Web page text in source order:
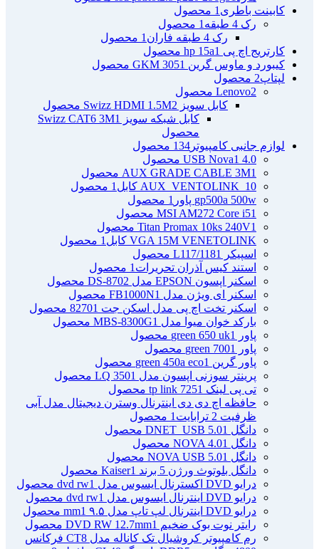
کابینت باطری 1 محصول
رک 4 طبقه
1 محصول
رک 4 طبقه فاران
1 محصول
کارتریج اچ پی hp 15a 1 محصول
کیبورد و ماوس گرین GKM 305 1 محصول
لپتاپ2 محصول
Lenovo2 محصول
کابل سویز Swizz HDMI 1.5M 2 محصول
کابل شبکه سویز Swizz CAT6 3M
1
محصول
لوازم جانبی کامپیوتر 134 محصول
4.0 USB Nova 1 محصول
AUX GRADE CABLE 3M1 محصول
AUX_VENTOLINK_10 کابل
1 محصول
gp500a 500w پاور
1 محصول
MSI AM272 Core i51 محصول
Titan Promax 10ks 240V1 محصول
VGA 15M VENETOLINK کابل
1 محصول
اسپیکر L117/118
1 محصول
استند کیس آذران تحریرات 1 محصول
اسکنر اپسون EPSON مدل DS-870
2 محصول
اسکنر ای ویژن مدل FB1000N 1 محصول
اسکنر تخت اچ پی مدل اسکن جت 8270 1 محصول
بارکد خوان میوا مدل MBS-8300G 1 محصول
پاور green 650 uk
1 محصول
پاور green 700
1 محصول
پاور گرین green 450a eco 1 محصول
پرینتر سوزنی اپسون مدل LQ 350 1 محصول
تی پی لینک tp link 725 1 محصول
حافظه اچ دی دی اینترنال وسترن دیجیتال مدل آبی
ظرفیت 2 ترابایت
1 محصول
دانگل DNET_USB 5.0 1 محصول
دانگل NOVA 4.0 1 محصول
دانگل NOVA USB 5.0 1 محصول
دانگل بلوتوث ورژن 5 برند Kaiser
1 محصول
درایو DVD اکسترنال ایسوس مدل dvd rw
1 محصول
درایو DVD اینترنال ایسوس مدل dvd rw
1 محصول
درایو DVD اینترنال لپ تاپ مدل ۹.۵ mm
1 محصول
رایتر نوت بوک ضخیم DVD RW 12.7mm 1 محصول
رم کامپیوتر کروشیال تک کاناله مدل CT8 فرکانس